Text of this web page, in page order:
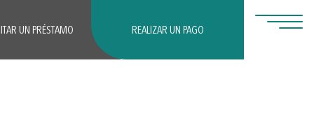
UN PRÉSTAMO REALIZAR UN PAGO